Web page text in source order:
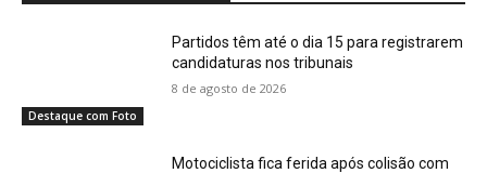
Destaque com Foto
Partidos têm até o dia 15 para registrarem
candidaturas nos tribunais
8 de agosto de 2026
Motociclista fica ferida após colisão com